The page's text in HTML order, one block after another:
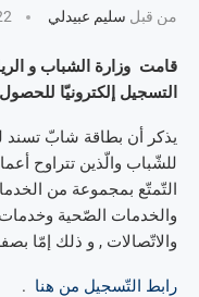
من قبل سليم عبيدلي
قامت وزارة الشباب و
التسجيل إلكترونيّا
يذكر أن بطاقة شابّ تسند
التّمتّع بمجموعة من
والخدمات الصّحية وخدمات
والاتّصالات , و ذلك إمّا
رابط التّسجيل من هنا .